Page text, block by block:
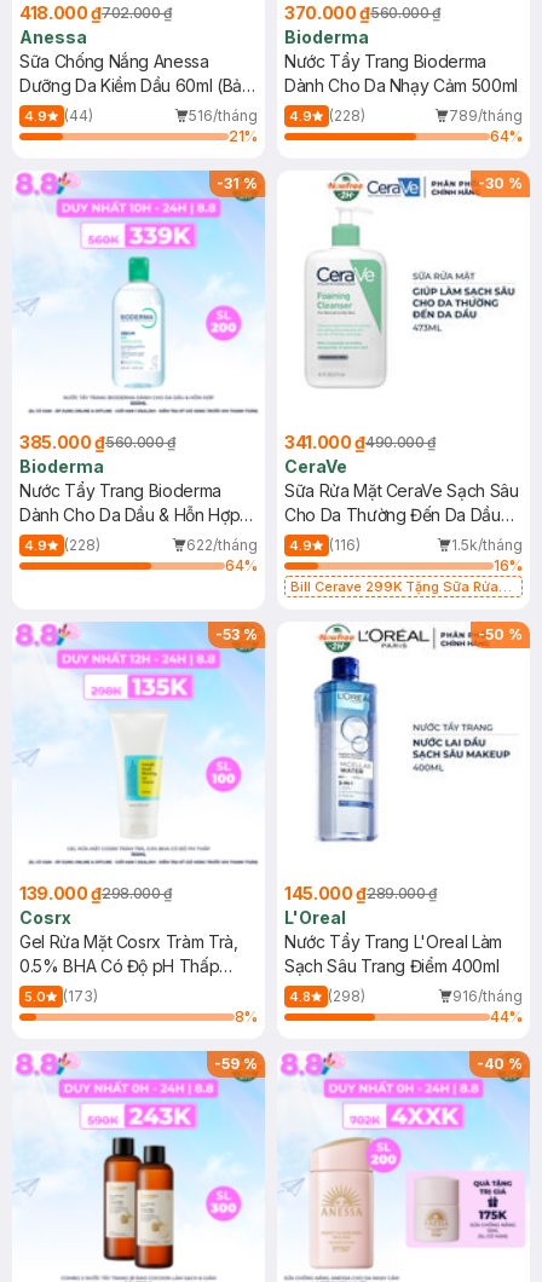
418.000 ₫702.000 ₫
Anessa
Sữa Chống Nắng Anessa
Dưỡng Da Kiềm Dầu 60ml (Bản
Mới)
4.9 (44)
516/tháng
21%
370.000 ₫560.000 ₫
Bioderma
Nước Tẩy Trang Bioderma
Dành Cho Da Nhạy Cảm 500ml
4.9 (228)
789/tháng
64%
-31%
385.000 ₫560.000 ₫
Bioderma
Nước Tẩy Trang Bioderma
Dành Cho Da Dầu & Hỗn Hợp
500ml
4.9 (228)
622/tháng
64%
-30 %
341.000 ₫490.000 ₫
CeraVe
Sữa Rửa Mặt CeraVe Sạch Sâu
Cho Da Thường Đến Da Dầu
473ml
4.9 (116)
1.5k/tháng
16%
Bill Cerave 299K Tặng Sữa Rửa
-53%
139.000 ₫298.000 ₫
Cosrx
Gel Rửa Mặt Cosrx Tràm Trà,
0.5% BHA Có Độ pH Thấp
150ml
5.0
(173)
8%
-50 %
145.000 ₫289.000 ₫
L'Oreal
Nước Tẩy Trang L'Oreal Làm
Sạch Sâu Trang Điểm 400ml
4.8 (298)
916/tháng
44%
-59% -40%